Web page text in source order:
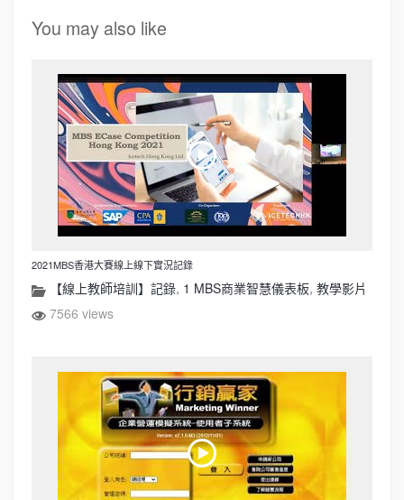
You may also like
2021MBS香港大賽線上線下實況記錄
【線上教師培訓】記錄, 1 MBS商業智慧儀表板, 教學影片
7566 views